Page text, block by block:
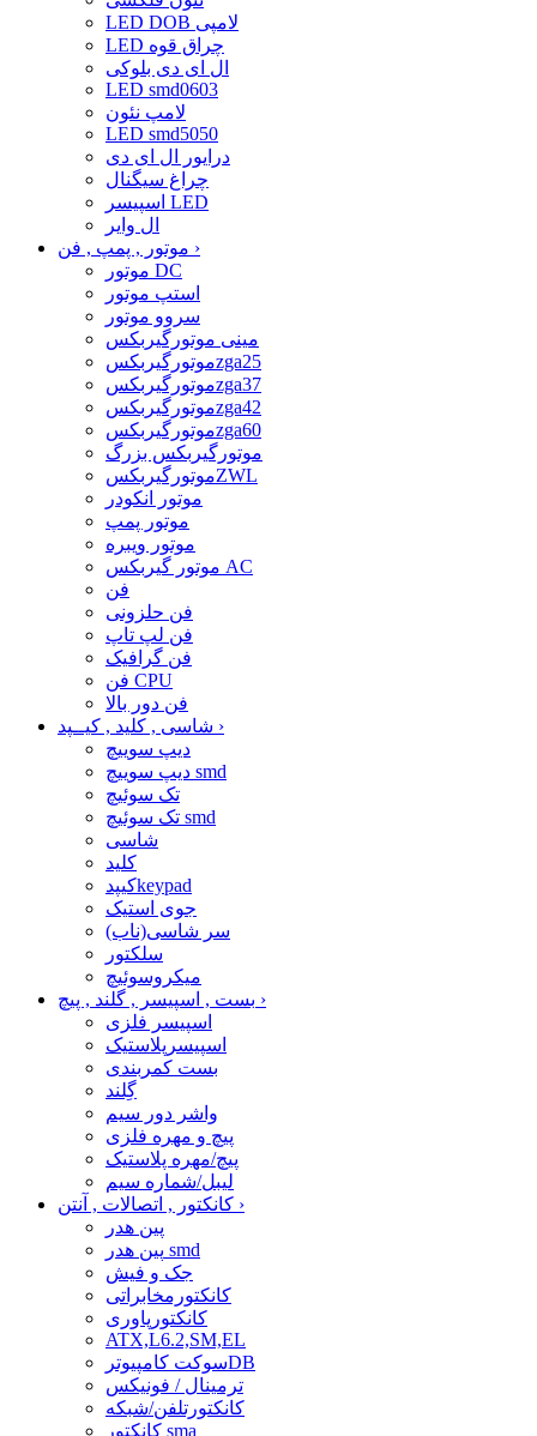
LED DOB لامپی
LED چراق قوه
ال ای دی بلوکی
LED smd0603
لامپ نئون
LED smd5050
درایور ال ای دی
چراغ سیگنال
اسپیسر LED
ال وایر
›
موتور DC
استپ موتور
سروو موتور
مینی موتورگیربکس
موتورگیربکسzga25
موتورگیربکسzga37
موتورگیربکسzga42
موتورگیربکسzga60
موتورگیربکس بزرگ
موتورگیربکسZWL
موتور انکودر
موتور پمپ
موتور ویبره
موتور گیربکس AC
فن
فن حلزونی
فن لپ تاپ
فن گرافیک
فن CPU
فن دور بالا
›
دیپ سوییچ
دیپ سوییچ smd
تک سوئیچ
تک سوئیچ smd
شاسی
کلید
کیپدkeypad
جوی استیک
سر شاسی(ناب)
سلکتور
میکروسوئیچ
›
اسپیسر فلزی
اسپیسرپلاستیک
بست کمربندی
گِلند
واشر دور سیم
پیچ و مهره فلزی
پیچ/مهره پلاستیک
لیبل/شماره سیم
›
پین هدر
پین هدر smd
جک و فیش
کانکتورمخابراتی
کانکتورپاوری
ATX,L6.2,SM,EL
سوکت کامپیوترDB
ترمینال / فونیکس
کانکتورتلفن/شبکه
کانکتور sma